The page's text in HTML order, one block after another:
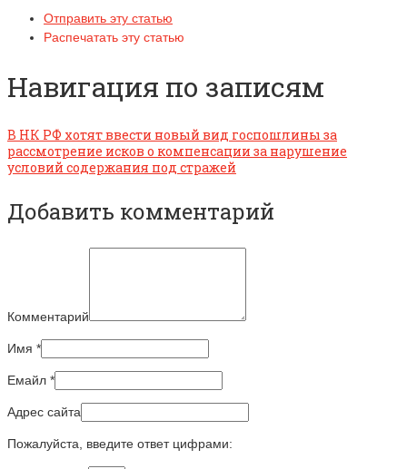
Отправить эту статью
Распечатать эту статью
Навигация по записям
В НК РФ хотят ввести новый вид госпошлины за
рассмотрение исков о компенсации за нарушение
условий содержания под стражей
Добавить комментарий
Комментарий
Имя *
Емайл *
Адрес сайта
Пожалуйста, введите ответ цифрами: